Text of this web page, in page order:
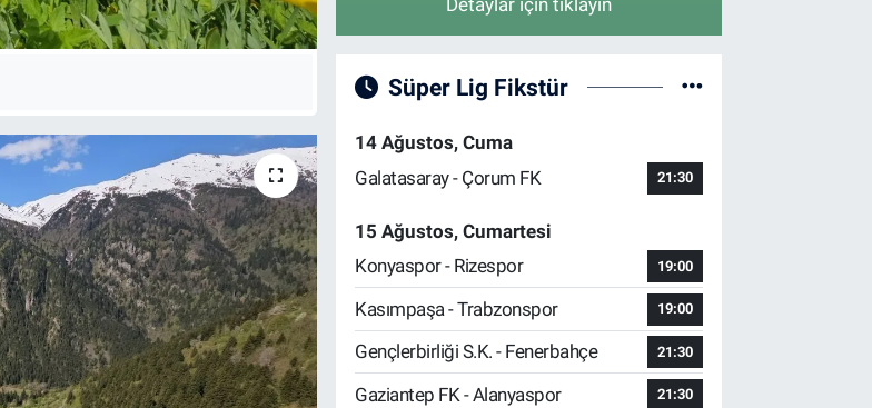
Süper Lig Fikstür
14 Ağustos, Cuma
Galatasaray - Çorum FK
21:30
15 Ağustos, Cumartesi
Konyaspor - Rizespor
19:00
Kasımpaşa - Trabzonspor 19:00
Gençlerbirliği S.K. - Fenerbahçe 21:30
Gaziantep FK - Alanyaspor 21:30